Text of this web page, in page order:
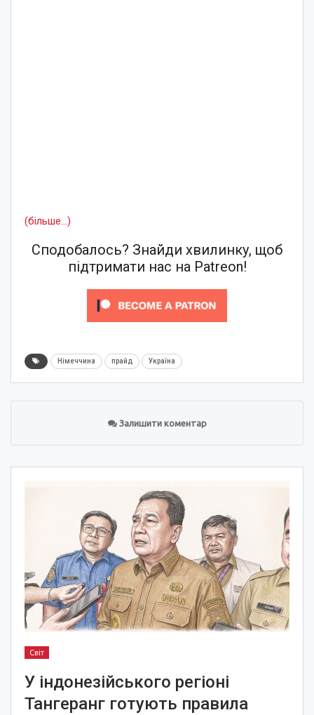
(більше…)
Сподобалось? Знайди хвилинку, щоб
підтримати нас на Patreon!
Німеччина прайд Україна
Залишити коментар
Світ
У індонезійського регіоні
Тангеранг готують правила